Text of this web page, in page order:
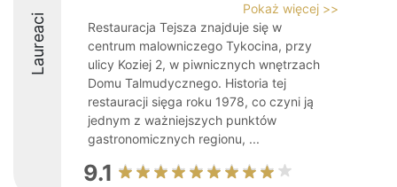
Laureaci
Pokaż więcej >>
Restauracja Tejsza znajduje się w
centrum malowniczego Tykocina, przy
ulicy Koziej 2, w piwnicznych wnętrzach
Domu Talmudycznego. Historia tej
restauracji sięga roku 1978, co czyni ją
jednym z ważniejszych punktów
gastronomicznych regionu, ...
9.1